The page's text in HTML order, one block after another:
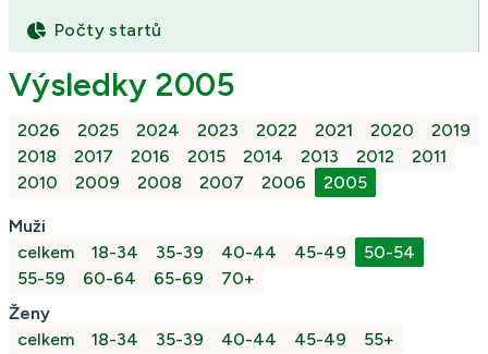
Fotogalerie
Kontakt
Počty startů
Výsledky 2005
2026 2025 2024 2023 2022 2021 2020
2019
2018
2017 2016 2015 2014 2013 2012
2011
2010
2009 2008 2007 2006 2005
Muži
celkem
18-34 35-39 40-44 45-49
50-54
55-59
60-64 65-69
70+
Ženy
celkem
18-34 35-39 40-44 45-49 55+